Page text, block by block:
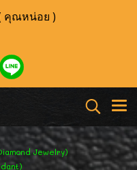
คุณหน่อย )
Jewelry)